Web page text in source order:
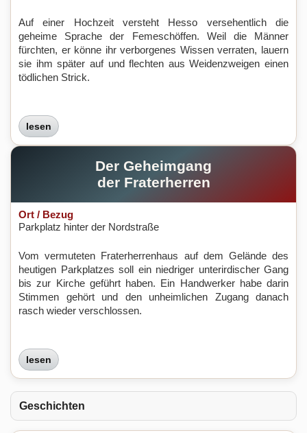
Auf einer Hochzeit versteht Hesso versehentlich die
geheime Sprache der Femeschöffen. Weil die Männer
fürchten, er könne ihr verborgenes Wissen verraten, lauern
sie ihm später auf und flechten aus Weidenzweigen einen
tödlichen Strick.
lesen
Der Geheimgang
der Fraterherren
Ort / Bezug
Parkplatz hinter der Nordstraße
Vom vermuteten Fraterherrenhaus auf dem Gelände des
heutigen Parkplatzes soll ein niedriger unterirdischer Gang
bis zur Kirche geführt haben. Ein Handwerker habe darin
Stimmen gehört und den unheimlichen Zugang danach
rasch wieder verschlossen.
lesen
Geschichten